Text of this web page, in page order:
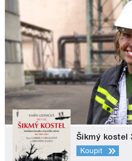
Šikmý kostel
Koupit